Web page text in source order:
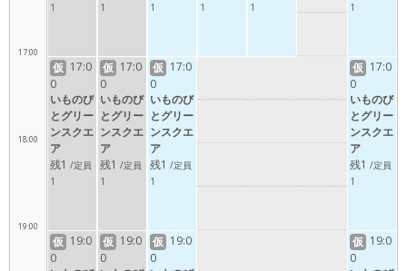
17:00
18:00
19:00
1
仮 17:0
0
いものび
とグリー
ンスクエ
ア
残1 /定員
1
仮 19:0
0
1
仮 17:0
0
いものび
とグリー
ンスクエ
ア
残1 /定員
1
仮 19:0
0
1
仮 17:0
0
いものび
とグリー
ンスクエ
ア
残1 /定員
1
仮 19:0
0
1
1
1
仮 17:0
0
いものび
とグリー
ンスクエ
ア
残1 /定員
1
仮 19:0
0